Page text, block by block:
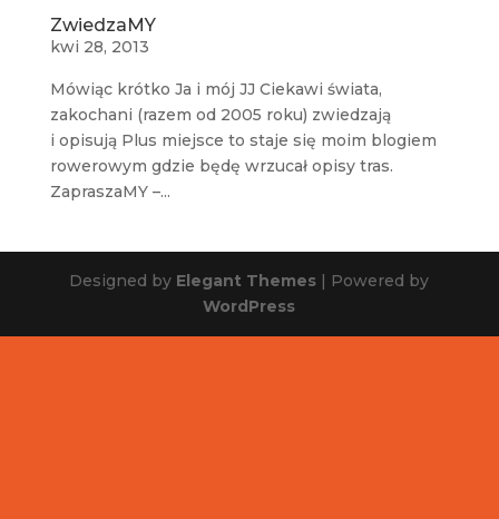
ZwiedzaMY
kwi 28, 2013
Mówiąc krótko Ja i mój JJ Ciekawi świata,
zakochani (razem od 2005 roku) zwiedzają
i opisują Plus miejsce to staje się moim blogiem
rowerowym gdzie będę wrzucał opisy tras.
ZapraszaMY –...
Designed by Elegant Themes | Powered by
WordPress